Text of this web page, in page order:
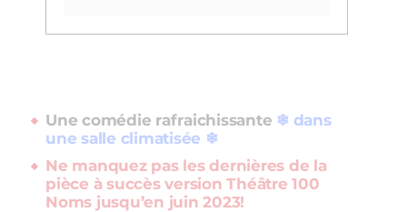
Une comédie rafraichissante ❄ dans
une salle climatisée ❄
Ne manquez pas les dernières de la
pièce à succès version Théâtre 100
Noms jusqu’en juin 2023!